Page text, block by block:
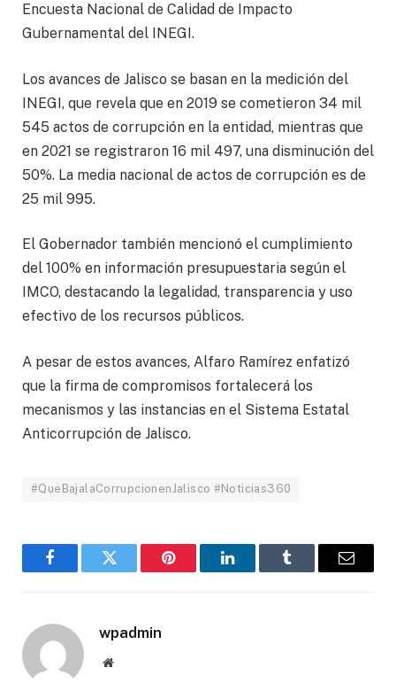
Encuesta Nacional de Calidad de Impacto
Gubernamental del INEGI.
Los avances de Jalisco se basan en la medición del
INEGI, que revela que en 2019 se cometieron 34 mil
545 actos de corrupción en la entidad, mientras que
en 2021 se registraron 16 mil 497, una disminución del
50%. La media nacional de actos de corrupción es de
25 mil 995.
El Gobernador también mencionó el cumplimiento
del 100% en información presupuestaria según el
IMCO, destacando la legalidad, transparencia y uso
efectivo de los recursos públicos.
A pesar de estos avances, Alfaro Ramírez enfatizó
que la firma de compromisos fortalecerá los
mecanismos y las instancias en el Sistema Estatal
Anticorrupción de Jalisco.
#QueBajalaCorrupcionenJalisco #Noticias360
FacebookTwitter Pinterest LinkedInTumblr Email
wpadmin
Website